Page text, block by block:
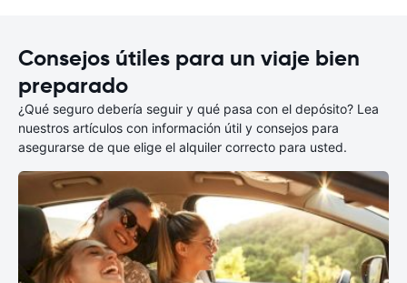
Consejos útiles para un viaje bien
preparado
¿Qué seguro debería seguir y qué pasa con el depósito? Lea
nuestros artículos con información útil y consejos para
asegurarse de que elige el alquiler correcto para usted.